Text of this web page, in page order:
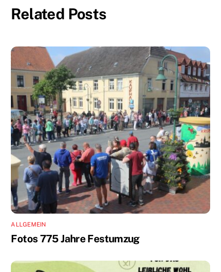
Related Posts
ALLGEMEIN
Fotos 775 Jahre Festumzug